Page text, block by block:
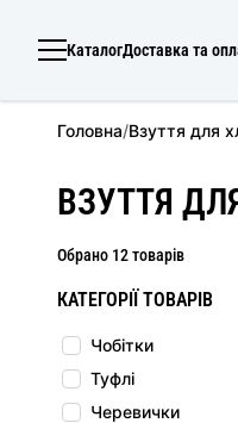
КаталогДоставка та
Головна/Взуття для
ВЗУТТЯ
Обрано 12 товарів
КАТЕГОРІЇ ТОВАРІВ
Чобітки
Туфлі
Черевички